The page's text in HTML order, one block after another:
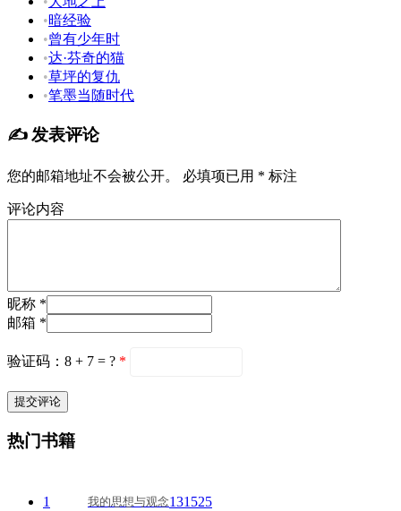
•暗经验
•曾有少年时
•达·芬奇的猫
•草坪的复仇
•笔墨当随时代
✍️ 发表评论
您的邮箱地址不会被公开。 必填项已用 * 标注
评论内容
昵称 *
邮箱 *
验证码：8 + 7 = ? *
热门书籍
1 我的思想与观念131525